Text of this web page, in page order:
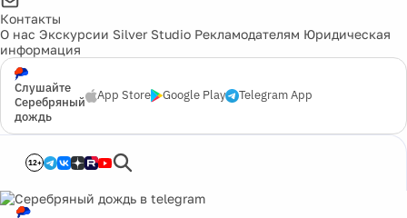
Контакты
О нас Экскурсии Silver Studio Рекламодателям Юридическая
информация
Слушайте
Серебряный
дождь
App Store Google Play Telegram App
12+